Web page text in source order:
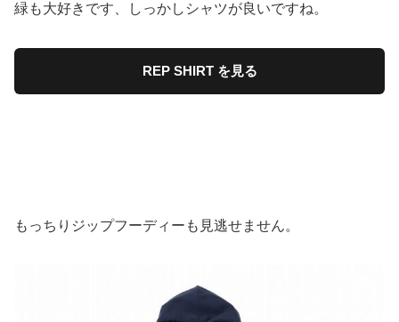
緑も大好きです、しっかしシャツが良いですね。
REP SHIRT を見る
もっちりジップフーディーも見逃せません。